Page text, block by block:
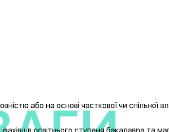
або на основі часткової чи спільної